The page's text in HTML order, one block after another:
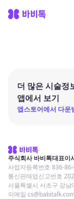
더 많은 시술정
앱에서 보기
앱스토어에서 다운
주식회사 바비톡대표이
사업자등록번호 836-
통신판매업신고번호
서울특별시 서초구 강
이메일 cs@babitalk.com